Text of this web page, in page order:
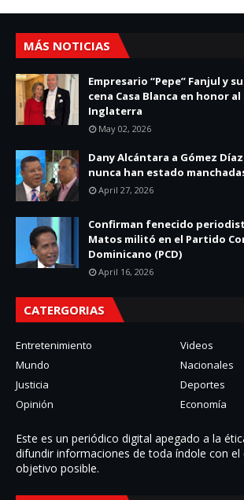
MÁS NOTICIAS
Empresario “Pepe” Fanjul y
cena Casa Blanca en honor al
Inglaterra
May 02, 2026
Dany Alcántara a Gómez
nunca han estado
April 27, 2026
Confirman fenecido
Matos militó en el Partido
Dominicano (PCD)
April 16, 2026
CATERGORIAS
Entretenimiento
Videos
Mundo
Nacionales
Justicia
Deportes
Opinión
Economía
Este es un periódico digital apegado a la
difundir informaciones de toda í­ndole con
objetivo posible.